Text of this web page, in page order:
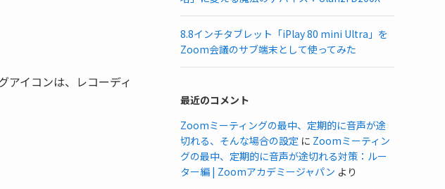
アイコンは、レコーディ
8.8インチタブレット「iPlay 80 mini Ultra」を
Zoom会議のサブ端末として使ってみた
最近のコメント
Zoomミーティングの最中、定期的に音声が途
切れる、そんな場合の設定 に Zoomミーティン
グの最中、定期的に音声が途切れる対策：ルー
ター編 | Zoomアカデミージャパン より